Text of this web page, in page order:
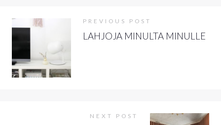
PREVIOUS POST
LAHJOJA MINULTA MINULLE
NEXT POST